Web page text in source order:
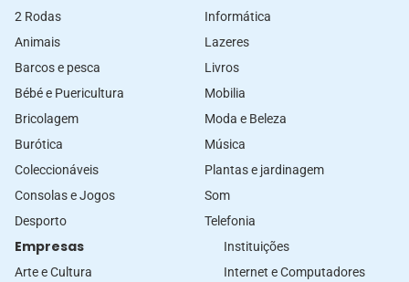
2 Rodas
Animais
Barcos e pesca
Bébé e Puericultura
Bricolagem
Burótica
Coleccionáveis
Consolas e Jogos
Desporto
Informática
Lazeres
Livros
Mobilia
Moda e Beleza
Música
Plantas e jardinagem
Som
Telefonia
Empresas
Arte e Cultura
Instituições
Internet e Computadores